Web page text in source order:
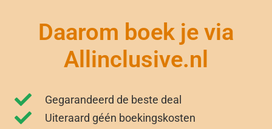
Daarom boek je via
Allinclusive.nl
Gegarandeerd de beste deal
Uiteraard géén boekingskosten